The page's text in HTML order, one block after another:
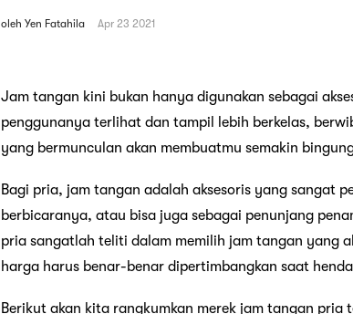
oleh Yen Fatahila Apr 23 2021
Jam tangan kini bukan hanya digunakan sebagai
penggunanya terlihat dan tampil lebih berkelas,
yang bermunculan akan membuatmu semakin
Bagi pria, jam tangan adalah aksesoris yang sangat
berbicaranya, atau bisa juga sebagai penunjang
pria sangatlah teliti dalam memilih jam tangan yang
harga harus benar-benar dipertimbangkan saat
Berikut akan kita rangkumkan merek jam tangan